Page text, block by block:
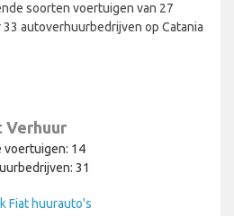
soorten voertuigen van 27
autoverhuurbedrijven op Catania
Verhuur
voertuigen: 14
31
Fiat huurauto's